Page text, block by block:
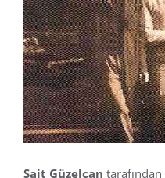
Sait Güzelcan tarafından